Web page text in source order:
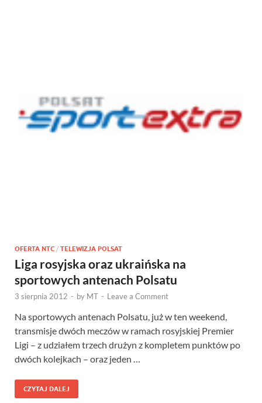
OFERTA NTC / TELEWIZJA POLSAT
Liga rosyjska oraz ukraińska na
sportowych antenach Polsatu
3 sierpnia 2012 - by MT - Leave a Comment
Na sportowych antenach Polsatu, już w ten weekend,
transmisje dwóch meczów w ramach rosyjskiej Premier
Ligi – z udziałem trzech drużyn z kompletem punktów po
dwóch kolejkach – oraz jeden …
CZYTAJ DALEJ